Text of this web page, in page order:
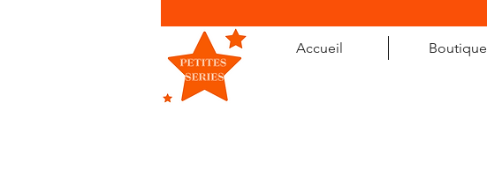
Accueil Boutique